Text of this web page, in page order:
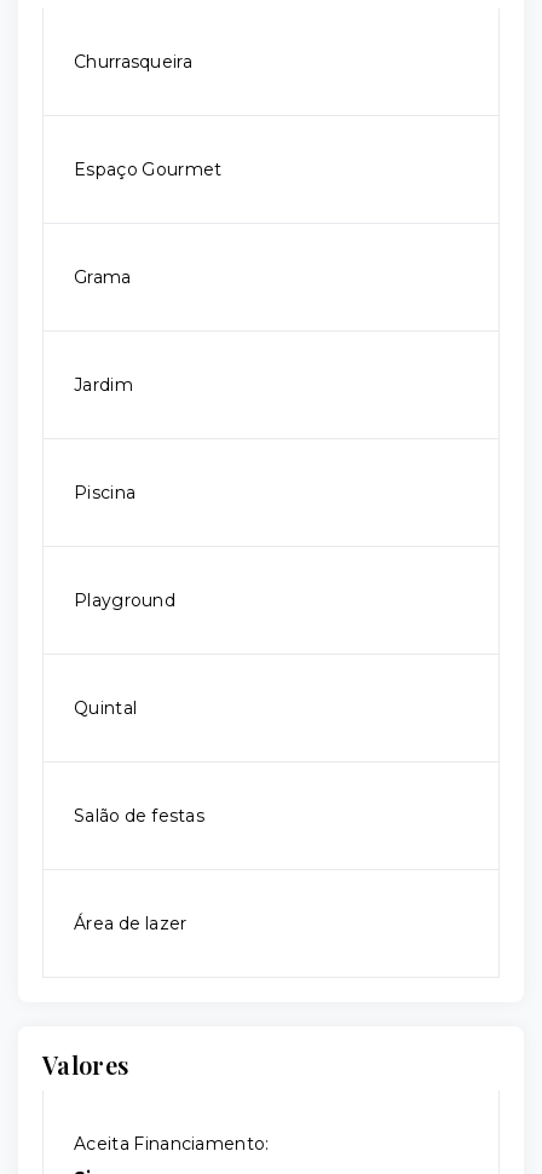
Churrasqueira
Espaço Gourmet
Grama
Jardim
Piscina
Playground
Quintal
Salão de festas
Área de lazer
Valores
Aceita Financiamento: